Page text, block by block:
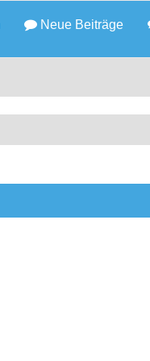
Neue Beiträge